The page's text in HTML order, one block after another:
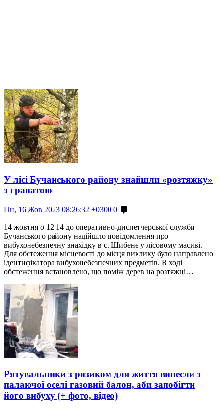
У лісі Бучанського району знайшли «розтяжку»
з гранатою
Пн, 16 Жов 2023 08:26:32 +0300 0
14 жовтня о 12:14 до оперативно-диспетчерської служби
Бучанського району надійшло повідомлення про
вибухонебезпечну знахідку в с. Шибене у лісовому масиві.
Для обстеження місцевості до місця виклику було направлено
ідентифікатора вибухонебезпечних предметів. В ході
обстеження встановлено, що поміж дерев на розтяжці…
Рятувальники з ризиком для життя винесли з
палаючої оселі газовий балон, аби запобігти
його вибуху (+ фото, відео)